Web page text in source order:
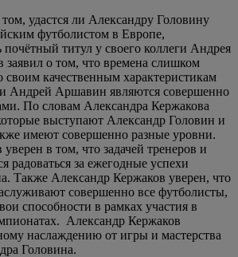
удастся ли Александру Головину
футболистом в Европе,
почётный титул у своего коллеги Андрея
о том, что времена слишком
качественным характеристикам
Андрей Аршавин являются совершенно
По словам Александра Кержакова
выступают Александр Головин и
имеют совершенно разные уровни.
в том, что задачей тренеров и
радоваться за ежегодные успехи
Также Александр Кержаков уверен, что
совершенно все футболисты,
способности в рамках участия в
Александр Кержаков
наслаждению от игры и мастерства
Головина.